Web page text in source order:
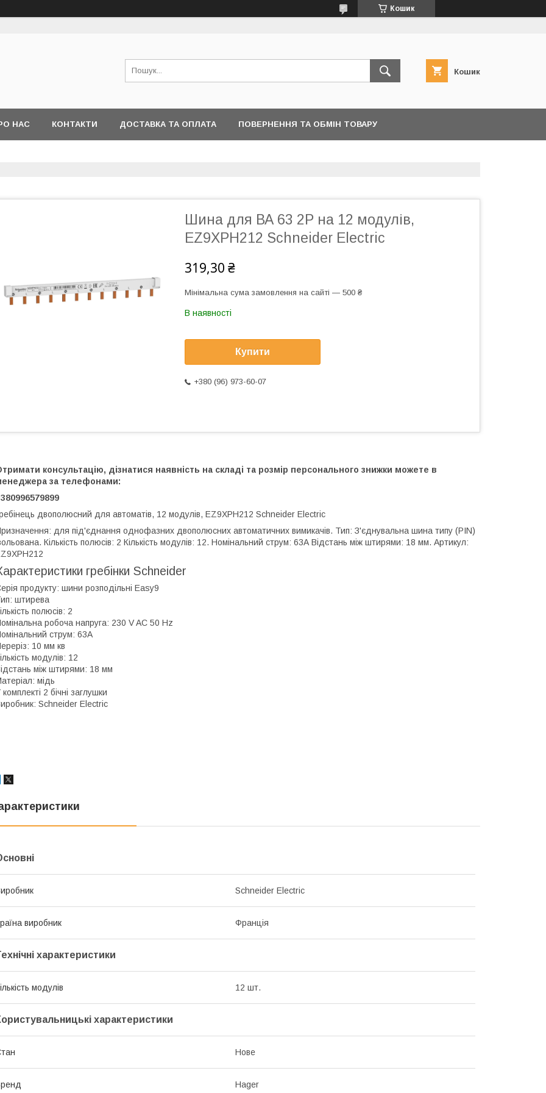
Кошик
Кошик
НАС КОНТАКТИ ДОСТАВКА ТА ОПЛАТА ПОВЕРНЕННЯ ТА ОБМІН ТОВАРУ
Шина для ВА 63 2Р на 12 модулів,
EZ9XPH212 Schneider Electric
319,30 ₴
Мінімальна сума замовлення на сайті — 500 ₴
В наявності
Купити
+380 (96) 973-60-07
консультацію, дізнатися наявність на складі та розмір персонального знижки можете в
за телефонами:
двополюсний для автоматів, 12 модулів, EZ9XPH212 Schneider Electric
для під'єднання однофазних двополюсних автоматичних вимикачів. Тип: З'єднувальна шина типу (PIN)
Кількість полюсів: 2 Кількість модулів: 12. Номінальний струм: 63А Відстань між штирями: 18 мм. Артикул:
гребінки Schneider
продукту: шини розподільні Easy9
штирева
полюсів: 2
робоча напруга: 230 V AC 50 Hz
струм: 63А
10 мм кв
модулів: 12
між штирями: 18 мм
мідь
комплекті 2 бічні заглушки
Schneider Electric
Schneider Electric
виробник Франція
характеристики
модулів 12 шт.
характеристики
Нове
Hager